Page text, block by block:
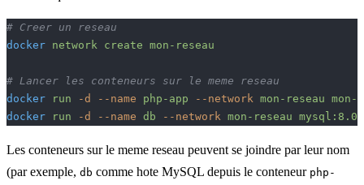
# Creer un reseau
docker network create mon-reseau
# Lancer les conteneurs sur le meme reseau
docker run -d --name php-app --network mon-reseau
docker run -d --name db --network mon-reseau mysql:8.0
Les conteneurs sur le meme reseau peuvent se joindre par leur nom
(par exemple, db comme hote MySQL depuis le conteneur php-